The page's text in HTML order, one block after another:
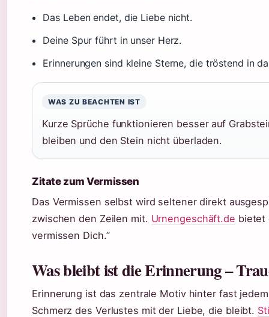
Das Leben endet, die Liebe nicht.
Deine Spur führt in unser Herz.
Erinnerungen sind kleine Sterne, die tröstend in
WAS ZU BEACHTEN IST
Kurze Sprüche funktionieren besser auf
bleiben und den Stein nicht überladen.
Zitate zum Vermissen
Das Vermissen selbst wird seltener direkt
zwischen den Zeilen mit. Urnengeschäft.de bietet
vermissen Dich.”
Was bleibt ist die Erinnerung –
Erinnerung ist das zentrale Motiv hinter fast
Schmerz des Verlustes mit der Liebe, die bleibt.